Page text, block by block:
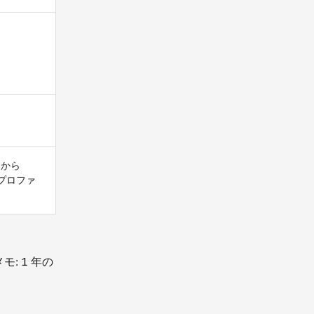
ら
ロファ
モ: 1 年の